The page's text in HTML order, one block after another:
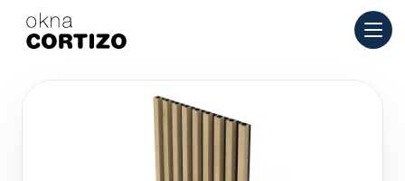
Okna Cortizo je specializovaná síť pro hliníková a PVC okna
Produkty
Síť prodejen